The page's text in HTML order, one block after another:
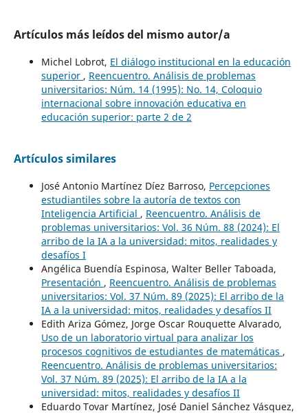
Artículos más leídos del mismo autor/a
Michel Lobrot, El diálogo institucional en la educación
superior , Reencuentro. Análisis de problemas
universitarios: Núm. 14 (1995): No. 14, Coloquio
internacional sobre innovación educativa en
educación superior: parte 2 de 2
Artículos similares
José Antonio Martínez Díez Barroso, Percepciones
estudiantiles sobre la autoría de textos con
Inteligencia Artificial , Reencuentro. Análisis de
problemas universitarios: Vol. 36 Núm. 88 (2024): El
arribo de la IA a la universidad: mitos, realidades y
desafíos I
Angélica Buendía Espinosa, Walter Beller Taboada,
Presentación , Reencuentro. Análisis de problemas
universitarios: Vol. 37 Núm. 89 (2025): El arribo de la
IA a la universidad: mitos, realidades y desafíos II
Edith Ariza Gómez, Jorge Oscar Rouquette Alvarado,
Uso de un laboratorio virtual para analizar los
procesos cognitivos de estudiantes de matemáticas ,
Reencuentro. Análisis de problemas universitarios:
Vol. 37 Núm. 89 (2025): El arribo de la IA a la
universidad: mitos, realidades y desafíos II
Eduardo Tovar Martínez, José Daniel Sánchez Vásquez,